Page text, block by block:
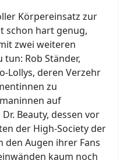
Körpereinsatz zur
schon hart genug,
zwei weiteren
tun: Rob Ständer,
Lollys, deren Verzehr
zu
auf
Beauty, dessen vor
der High-Society der
den Augen ihrer Fans
kaum noch